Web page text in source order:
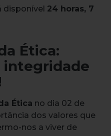
disponível 24 horas, 7
Ética:
integridade
Ética no dia 02 de
dos valores que
nos a viver de